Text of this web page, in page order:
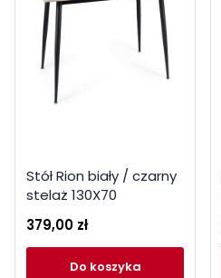
Stół Rion biały / czarny
stelaż 130X70
379,00 zł
do koszyka